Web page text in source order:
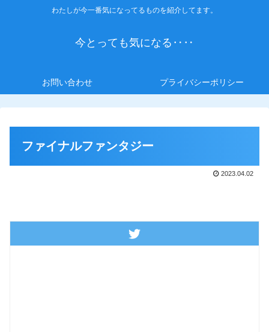
わたしが今一番気になってるものを紹介してます。
今とっても気になる‥‥
お問い合わせ プライバシーポリシー
ファイナルファンタジー
2023.04.02